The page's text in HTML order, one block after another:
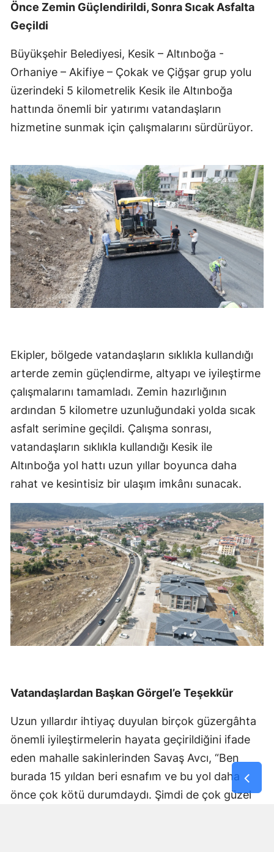
Önce Zemin Güçlendirildi, Sonra Sıcak Asfalta
Geçildi
Büyükşehir Belediyesi, Kesik – Altınboğa -
Orhaniye – Akifiye – Çokak ve Çiğşar grup yolu
üzerindeki 5 kilometrelik Kesik ile Altınboğa
hattında önemli bir yatırımı vatandaşların
hizmetine sunmak için çalışmalarını sürdürüyor.
Ekipler, bölgede vatandaşların sıklıkla kullandığı
arterde zemin güçlendirme, altyapı ve iyileştirme
çalışmalarını tamamladı. Zemin hazırlığının
ardından 5 kilometre uzunluğundaki yolda sıcak
asfalt serimine geçildi. Çalışma sonrası,
vatandaşların sıklıkla kullandığı Kesik ile
Altınboğa yol hattı uzun yıllar boyunca daha
rahat ve kesintisiz bir ulaşım imkânı sunacak.
Vatandaşlardan Başkan Görgel’e Teşekkür
Uzun yıllardır ihtiyaç duyulan birçok güzergâhta
önemli iyileştirmelerin hayata geçirildiğini ifade
eden mahalle sakinlerinden Savaş Avcı, “Ben
burada 15 yıldan beri esnafım ve bu yol daha
önce çok kötü durumdaydı. Şimdi de çok güzel